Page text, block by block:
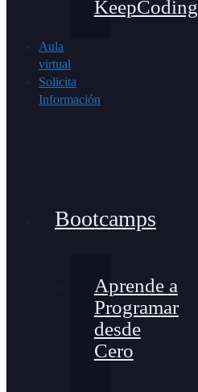
KeepCoding
Aula
virtual
Solicita
Información
Bootcamps
Aprende a
Programar
desde
Cero